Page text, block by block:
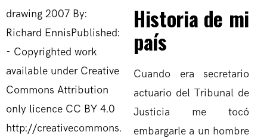
Historia de mi
país
Cuando era secretario
actuario del Tribunal de
Justicia me tocó
embargarle a un hombre